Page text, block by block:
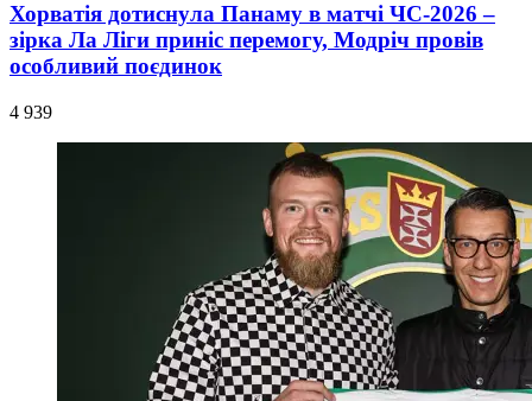
Хорватія дотиснула Панаму в матчі ЧС-2026 –
зірка Ла Ліги приніс перемогу, Модріч провів
особливий поєдинок
4 939